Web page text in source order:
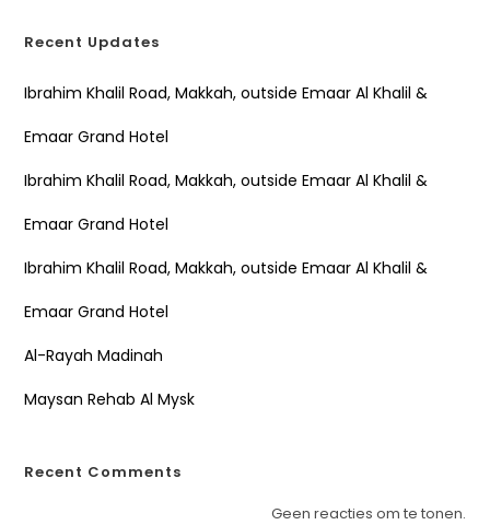
Recent Updates
Ibrahim Khalil Road, Makkah, outside Emaar Al Khalil &
Emaar Grand Hotel
Ibrahim Khalil Road, Makkah, outside Emaar Al Khalil &
Emaar Grand Hotel
Ibrahim Khalil Road, Makkah, outside Emaar Al Khalil &
Emaar Grand Hotel
Al-Rayah Madinah
Maysan Rehab Al Mysk
Recent Comments
Geen reacties om te tonen.